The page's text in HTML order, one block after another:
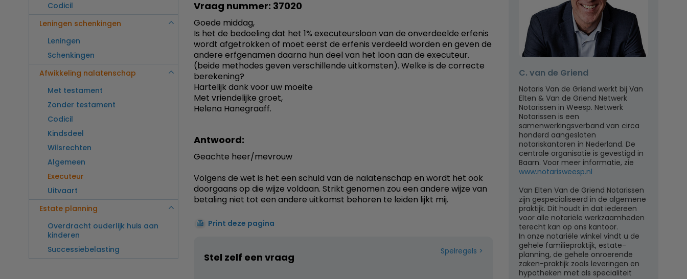
Codicil
Leningen schenkingen
Leningen
Schenkingen
Afwikkeling nalatenschap
Met testament
Zonder testament
Codicil
Kindsdeel
Wilsrechten
Algemeen
Executeur
Uitvaart
Estate planning
Overdracht ouderlijk huis aan
kinderen
Successiebelasting
Vraag nummer: 37020
Goede middag,
Is het de bedoeling dat het 1% executeursloon van de onverdeelde erfenis
wordt afgetrokken of moet eerst de erfenis verdeeld worden en geven de
andere erfgenamen daarna hun deel van het loon aan de executeur.
(beide methodes geven verschillende uitkomsten). Welke is de correcte
berekening?
Hartelijk dank voor uw moeite
Met vriendelijke groet,
Helena Hanegraaff.
Antwoord:
Geachte heer/mevrouw
Volgens de wet is het een schuld van de nalatenschap en wordt het ook
doorgaans op die wijze voldaan. Strikt genomen zou een andere wijze van
betaling niet tot een andere uitkomst behoren te leiden lijkt mij.
Print deze pagina
Spelregels
Stel zelf een vraag
C. van de Griend
Notaris Van de Griend werkt bij Van
Elten & Van de Griend Netwerk
Notarissen in Weesp. Netwerk
Notarissen is een
samenwerkingsverband van circa
honderd aangesloten
notariskantoren in Nederland. De
centrale organisatie is gevestigd in
Baarn. Voor meer informatie, zie
www.notarisweesp.nl
Van Elten Van de Griend Notarissen
zijn gespecialiseerd in de algemene
praktijk. Dit houdt in dat iedereen
voor alle notariële werkzaamheden
terecht kan op ons kantoor.
In onze notariële winkel vindt u de
gehele familiepraktijk, estate-
planning, de gehele onroerende
zaken-praktijk zoals leveringen en
hypotheken met als specialiteit